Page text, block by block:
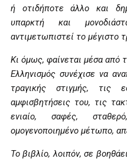
ή οτιδήποτε άλλο και
υπαρκτή και
αντιμετωπιστεί το μέγιστο
Κι όμως, φαίνεται μέσα από
Ελληνισμός συνέχισε να
τραγικής στιγμής, τις
αμφισβητήσεις του, τις
ενιαίο, σαφές,
ομογενοποιημένο μέτωπο,
Το βιβλίο, λοιπόν, σε